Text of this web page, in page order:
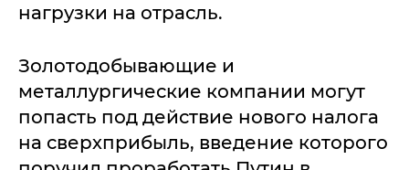
нагрузки на отрасль.
Золотодобывающие и
металлургические компании могут
попасть под действие нового налога
на сверхприбыль, введение которого